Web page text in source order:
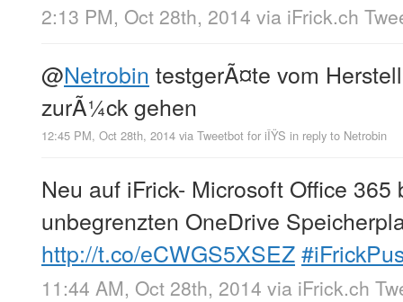
2:13 PM, Oct 28th, 2014 via iFrick.ch
@Netrobin testgerÃ¤te vom
zurÃ¼ck gehen
12:45 PM, Oct 28th, 2014 via Tweetbot for iÎŸS in reply to Netrobin
Neu auf iFrick- Microsoft Office 365
unbegrenzten OneDrive
http://t.co/eCWGS5XSEZ
11:44 AM, Oct 28th, 2014 via iFrick.ch